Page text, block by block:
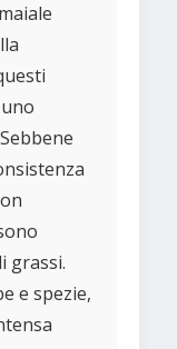
grassi.
e spezie,